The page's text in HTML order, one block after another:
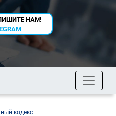
НАМ!
кодекс